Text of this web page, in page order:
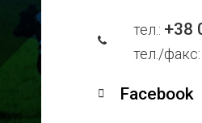
тел.: +38
тел./факс:
Facebook